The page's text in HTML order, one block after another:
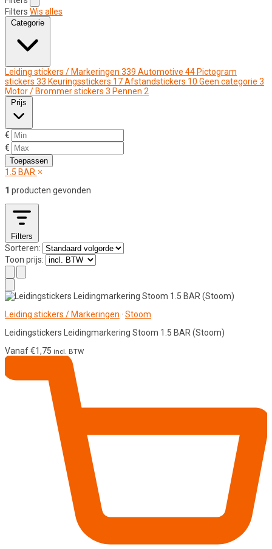
Filters Wis alles
Categorie
Leiding stickers / Markeringen 339 Automotive 44 Pictogram
stickers 33 Keuringsstickers 17Afstandstickers 10 Geen categorie 3
Motor / Brommer stickers 3 Pennen 2
Prijs
€
€
Toepassen
1.5 BAR
1 producten gevonden
Filters
Sorteren:
Toon prijs:
Leiding stickers / Markeringen · Stoom
Leidingstickers Leidingmarkering Stoom 1.5 BAR (Stoom)
Vanaf€1,75 incl. BTW